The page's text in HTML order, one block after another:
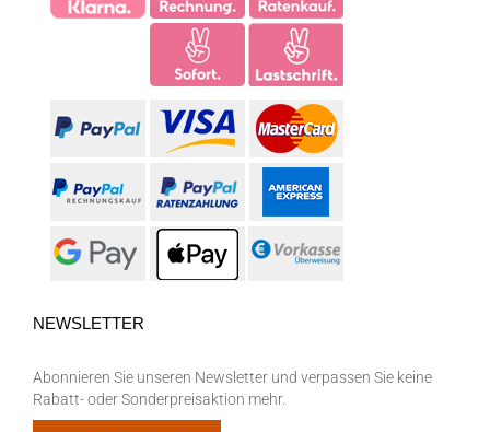
NEWSLETTER
Abonnieren Sie unseren Newsletter und verpassen Sie keine
Rabatt- oder Sonderpreisaktion mehr.